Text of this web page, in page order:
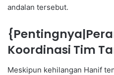
andalan tersebut.
Koordinasi Tim
Meskipun kehilangan Hanif